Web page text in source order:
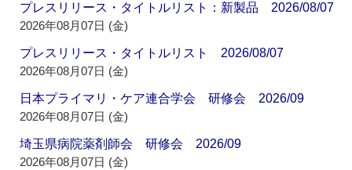
プレスリリース・タイトルリスト：新製品 2026/08/07
2026年08月07日 (金)
プレスリリース・タイトルリスト 2026/08/07
2026年08月07日 (金)
日本プライマリ・ケア連合学会 研修会 2026/09
2026年08月07日 (金)
埼玉県病院薬剤師会 研修会 2026/09
2026年08月07日 (金)